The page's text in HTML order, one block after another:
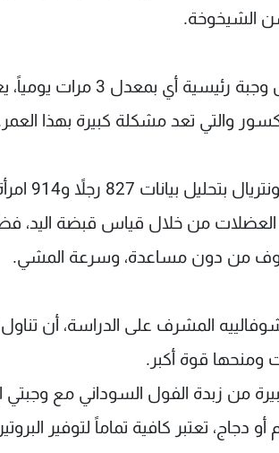
الشيخوخة.
ويعتقد الباحثون أن تناول
والتي تعد مشكلة كبيرة بهذا
تقييم قوة العضلات من خلال قياس قبضة
من دون مساعدة، وسرعة المشي.
ومنحها قوة أكبر.
من زبدة الفول السوداني مع
دجاج، تعتبر كافية تماماً لتوفير